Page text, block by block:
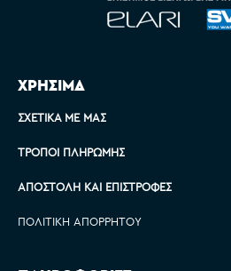
ΧΡΗΣΙΜΑ
ΣΧΕΤΙΚΆ ΜΕ ΜΑΣ
ΤΡΌΠΟΙ ΠΛΗΡΩΜΉΣ
ΑΠΟΣΤΟΛΉ ΚΑΙ ΕΠΙΣΤΡΟΦΈΣ
ΠΟΛΙΤΙΚΉ ΑΠΟΡΡΉΤΟΥ